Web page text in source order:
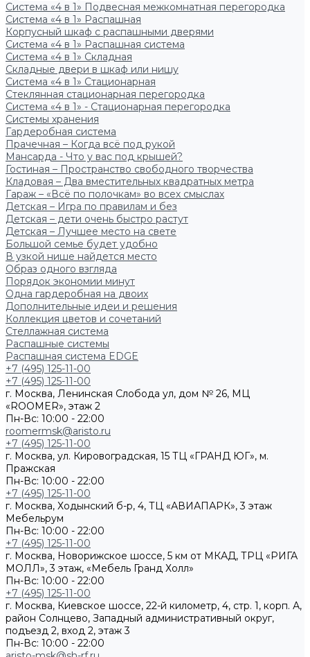
Система «4 в 1» Подвесная межкомнатная перегородка
Система «4 в 1» Распашная
Корпусный шкаф с распашными дверями
Система «4 в 1» Распашная система
Система «4 в 1» Складная
Складные двери в шкаф или нишу
Система «4 в 1» Стационарная
Стеклянная стационарная перегородка
Система «4 в 1» - Стационарная перегородка
Системы хранения
Гардеробная система
Прачечная – Когда всё под рукой
Мансарда - Что у вас под крышей?
Гостиная – Пространство свободного творчества
Кладовая – Два вместительных квадратных метра
Гараж – «Всё по полочкам» во всех смыслах
Детская – Игра по правилам и без
Детская – дети очень быстро растут
Детская – Лучшее место на свете
Большой семье будет удобно
В узкой нише найдется место
Образ одного взгляда
Порядок экономии минут
Одна гардеробная на двоих
Дополнительные идеи и решения
Коллекция цветов и сочетаний
Стеллажная система
Распашные системы
Распашная система EDGE
+7 (495) 125-11-00
+7 (495) 125-11-00
г. Москва, Ленинская Слобода ул, дом № 26, МЦ
«ROOMER», этаж 2
Пн-Вс: 10:00 - 22:00
roomermsk@aristo.ru
+7 (495) 125-11-00
г. Москва, ул. Кировоградская, 15 ТЦ «ГРАНД ЮГ», м.
Пражская
Пн-Вс: 10:00 - 22:00
+7 (495) 125-11-00
г. Москва, Ходынский б-р, 4, ТЦ «АВИАПАРК», 3 этаж
Мебельрум
Пн-Вс: 10:00 - 22:00
+7 (495) 125-11-00
г. Москва, Новорижское шоссе, 5 км от МКАД, ТРЦ «РИГА
МОЛЛ», 3 этаж, «Мебель Гранд Холл»
Пн-Вс: 10:00 - 22:00
+7 (495) 125-11-00
г. Москва, Киевское шоссе, 22-й километр, 4, стр. 1, корп. А,
район Солнцево, Западный административный округ,
подъезд 2, вход 2, этаж 3
Пн-Вс: 10:00 - 22:00